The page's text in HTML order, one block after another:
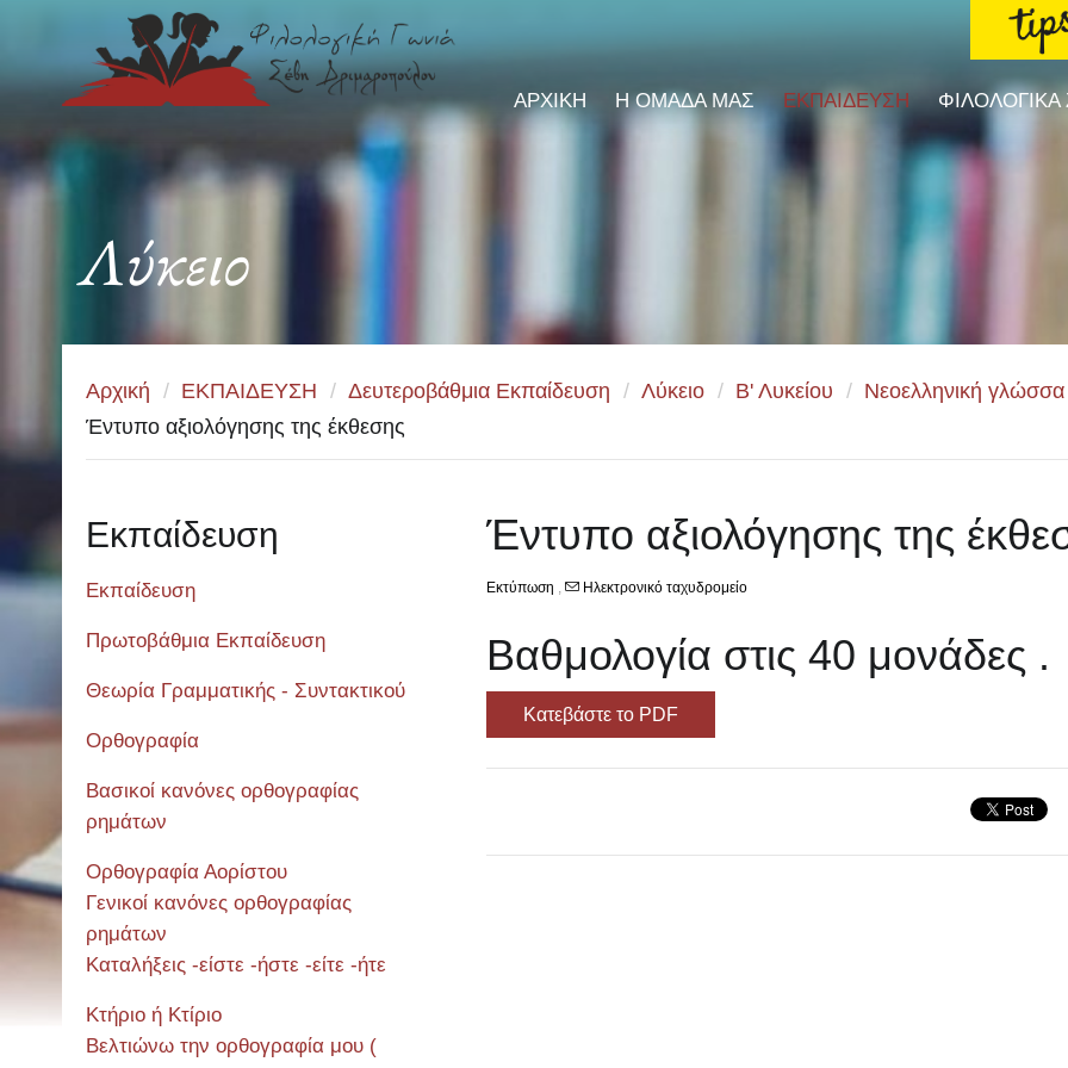
ΑΡΧΙΚΗ Η ΟΜΑΔΑ ΜΑΣ ΕΚΠΑΙΔΕΥΣΗ
Λύκειο
Αρχική / ΕΚΠΑΙΔΕΥΣΗ / Δευτεροβάθμια Εκπαίδευση / Λύκειο / Β' Λυκείου / Νεοελληνική γλώσσα
Έντυπο αξιολόγησης της έκθεσης
Έντυπο αξιολόγησης της
Εκτύπωση , Ηλεκτρονικό ταχυδρομείο
Βαθμολογία στις 40 μονάδες .
Κατεβάστε το PDF
Εκπαίδευση
Εκπαίδευση
Πρωτοβάθμια Εκπαίδευση
Θεωρία Γραμματικής - Συντακτικού
Ορθογραφία
Βασικοί κανόνες ορθογραφίας
ρημάτων
Ορθογραφία Αορίστου
Γενικοί κανόνες ορθογραφίας
ρημάτων
Καταλήξεις -είστε -ήστε -είτε -ήτε
Κτήριο ή Κτίριο
Βελτιώνω την ορθογραφία μου (